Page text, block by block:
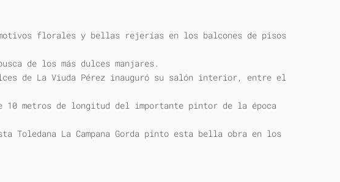
motivos florales y bellas rejerías en los balcones de pisos
de los más dulces manjares.
de La Viuda Pérez inauguró su salón interior, entre el
metros de longitud del importante pintor de la época
La Campana Gorda pinto esta bella obra en los